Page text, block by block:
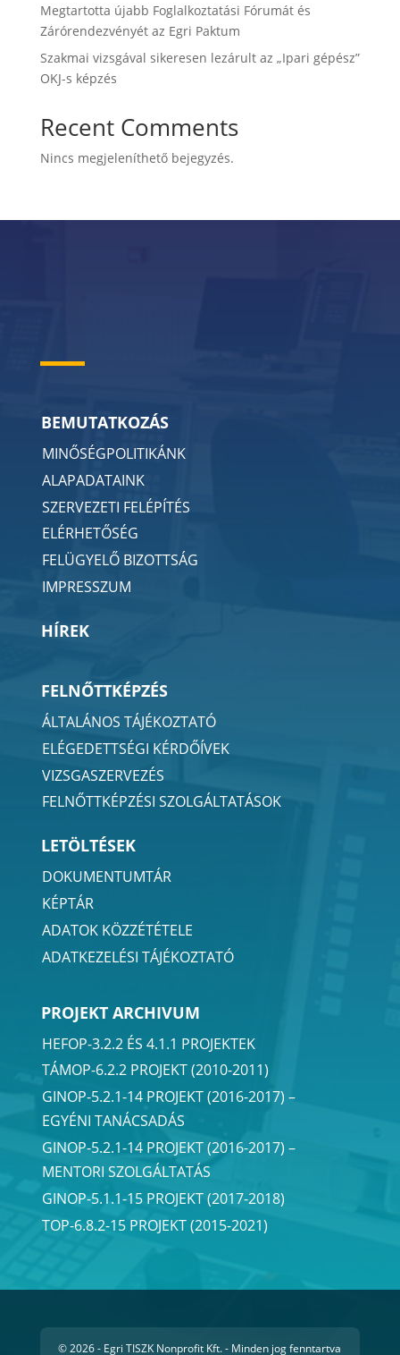
Megtartotta újabb Foglalkoztatási Fórumát és
Zárórendezvényét az Egri Paktum
Szakmai vizsgával sikeresen lezárult az „Ipari gépész”
OKJ-s képzés
Recent Comments
Nincs megjeleníthető bejegyzés.
BEMUTATKOZÁS
MINŐSÉGPOLITIKÁNK
ALAPADATAINK
SZERVEZETI FELÉPÍTÉS
ELÉRHETŐSÉG
FELÜGYELŐ BIZOTTSÁG
IMPRESSZUM
HÍREK
FELNŐTTKÉPZÉS
ÁLTALÁNOS TÁJÉKOZTATÓ
ELÉGEDETTSÉGI KÉRDŐÍVEK
VIZSGASZERVEZÉS
FELNŐTTKÉPZÉSI SZOLGÁLTATÁSOK
LETÖLTÉSEK
DOKUMENTUMTÁR
KÉPTÁR
ADATOK KÖZZÉTÉTELE
ADATKEZELÉSI TÁJÉKOZTATÓ
PROJEKT ARCHIVUM
HEFOP-3.2.2 ÉS 4.1.1 PROJEKTEK
TÁMOP-6.2.2 PROJEKT (2010-2011)
GINOP-5.2.1-14 PROJEKT (2016-2017) –
EGYÉNI TANÁCSADÁS
GINOP-5.2.1-14 PROJEKT (2016-2017) –
MENTORI SZOLGÁLTATÁS
GINOP-5.1.1-15 PROJEKT (2017-2018)
TOP-6.8.2-15 PROJEKT (2015-2021)
© 2026 - Egri TISZK Nonprofit Kft. - Minden jog fenntartva